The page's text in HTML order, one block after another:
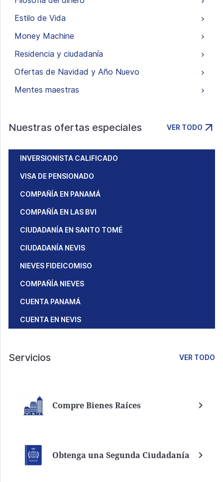
Estilo de Vida
Money Machine
Residencia y ciudadanía
Ofertas de Navidad y Año Nuevo
Mentes maestras
Nuestras ofertas especiales VER TODO
INVERSIONISTA CALIFICADO
VISA DE PENSIONADO
COMPAÑÍA EN PANAMÁ
COMPAÑÍA EN LAS BVI
CIUDADANÍA EN SANTO TOMÉ
CIUDADANÍA NEVIS
NIEVES FIDEICOMISO
COMPAÑÍA NIEVES
CUENTA PANAMÁ
CUENTA EN NEVIS
Servicios VER TODO
Compre Bienes Raíces
Obtenga una Segunda Ciudadanía